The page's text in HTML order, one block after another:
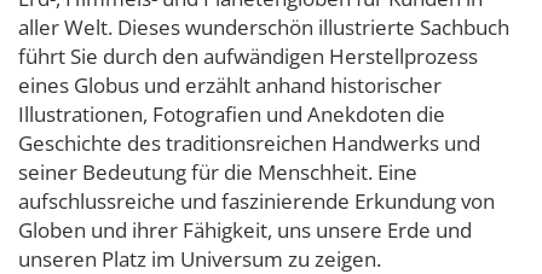
aller Welt. Dieses wunderschön illustrierte Sachbuch
führt Sie durch den aufwändigen Herstellprozess
eines Globus und erzählt anhand historischer
Illustrationen, Fotografien und Anekdoten die
Geschichte des traditionsreichen Handwerks und
seiner Bedeutung für die Menschheit. Eine
aufschlussreiche und faszinierende Erkundung von
Globen und ihrer Fähigkeit, uns unsere Erde und
unseren Platz im Universum zu zeigen.